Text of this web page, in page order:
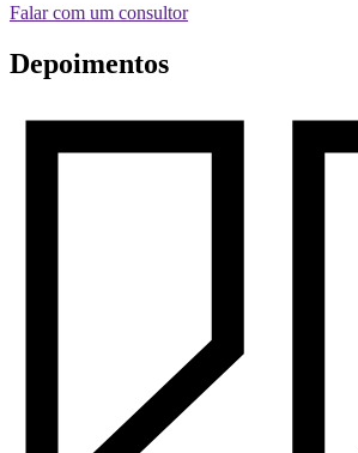
Falar com um consultor
Depoimentos